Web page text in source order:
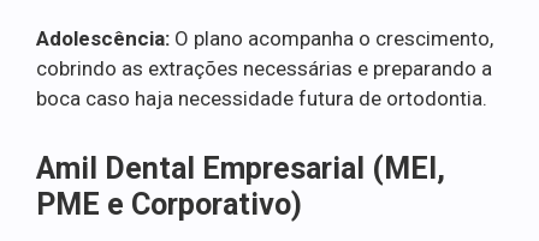
Adolescência: O plano acompanha o crescimento,
cobrindo as extrações necessárias e preparando a
boca caso haja necessidade futura de ortodontia.
Amil Dental Empresarial (MEI,
PME e Corporativo)